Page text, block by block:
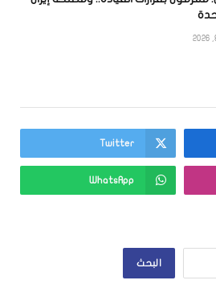
Twitter
WhatsApp
البحث